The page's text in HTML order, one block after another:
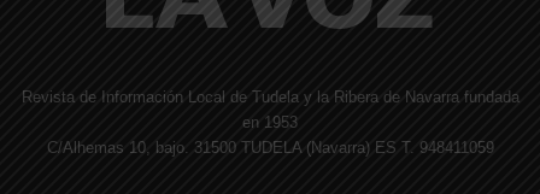
Revista de Información Local de Tudela y la Ribera de Navarra fundada
en 1953
C/Alhemas 10, bajo. 31500 TUDELA (Navarra) ES T. 948411059